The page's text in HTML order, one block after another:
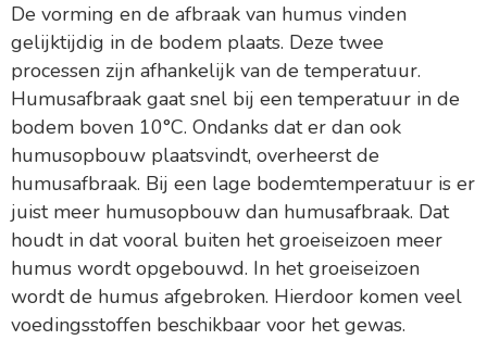
De vorming en de afbraak van humus vinden
gelijktijdig in de bodem plaats. Deze twee
processen zijn afhankelijk van de temperatuur.
Humusafbraak gaat snel bij een temperatuur in de
bodem boven 10°C. Ondanks dat er dan ook
humusopbouw plaatsvindt, overheerst de
humusafbraak. Bij een lage bodemtemperatuur is er
juist meer humusopbouw dan humusafbraak. Dat
houdt in dat vooral buiten het groeiseizoen meer
humus wordt opgebouwd. In het groeiseizoen
wordt de humus afgebroken. Hierdoor komen veel
voedingsstoffen beschikbaar voor het gewas.